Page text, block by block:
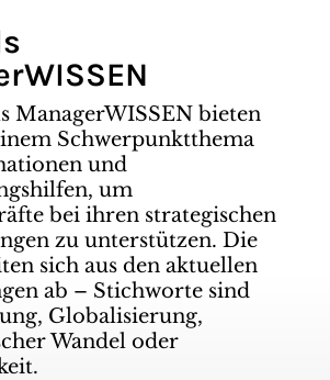
ManagerWISSEN bieten
Schwerpunktthema
und
um
bei ihren strategischen
zu unterstützen. Die
sich aus den aktuellen
ab – Stichworte sind
Globalisierung,
Wandel oder